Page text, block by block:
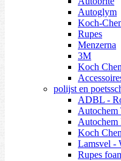
Autoglym
Koch-
Rupes
Menzerna
3M
Koch
polijst en
ADBL -
Autochem
Autochem
Koch
Lamsvel -
Rupes